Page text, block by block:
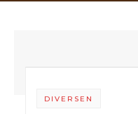
DIVERSEN